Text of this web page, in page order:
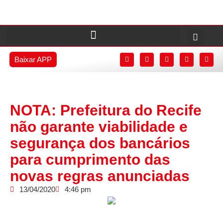
Baixar APP
NOTA: Prefeitura do Recife
não garante viabilidade e
segurança dos bancários
para cumprimento das
novas regras anunciadas
13/04/2020 4:46 pm